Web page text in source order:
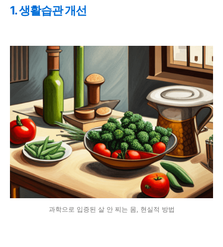
1. 생활습관 개선
과학으로 입증된 살 안 찌는 몸, 현실적 방법